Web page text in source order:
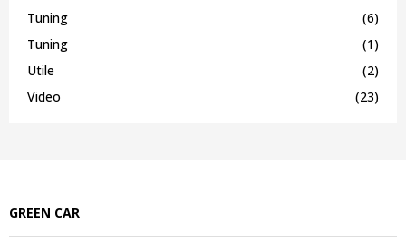
Tuning
(6)
Tuning
(1)
Utile
(2)
Video
(23)
GREEN CAR